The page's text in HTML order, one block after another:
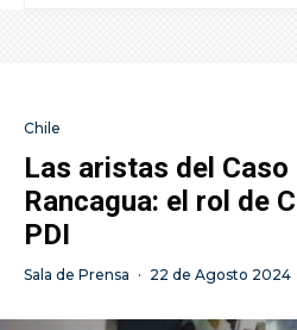
Chile
Las aristas del Caso
Rancagua: el rol de
PDI
Sala de Prensa · 22 de Agosto 2024